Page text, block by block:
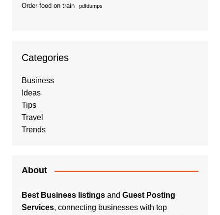
Order food on train pdfdumps
Categories
Business
Ideas
Tips
Travel
Trends
About
Best Business listingsand Guest Posting
Services, connecting businesses with top